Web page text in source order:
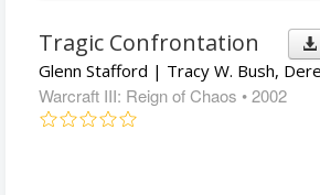
Tragic Confrontation
Warcraft III: Reign of Chaos • 2002